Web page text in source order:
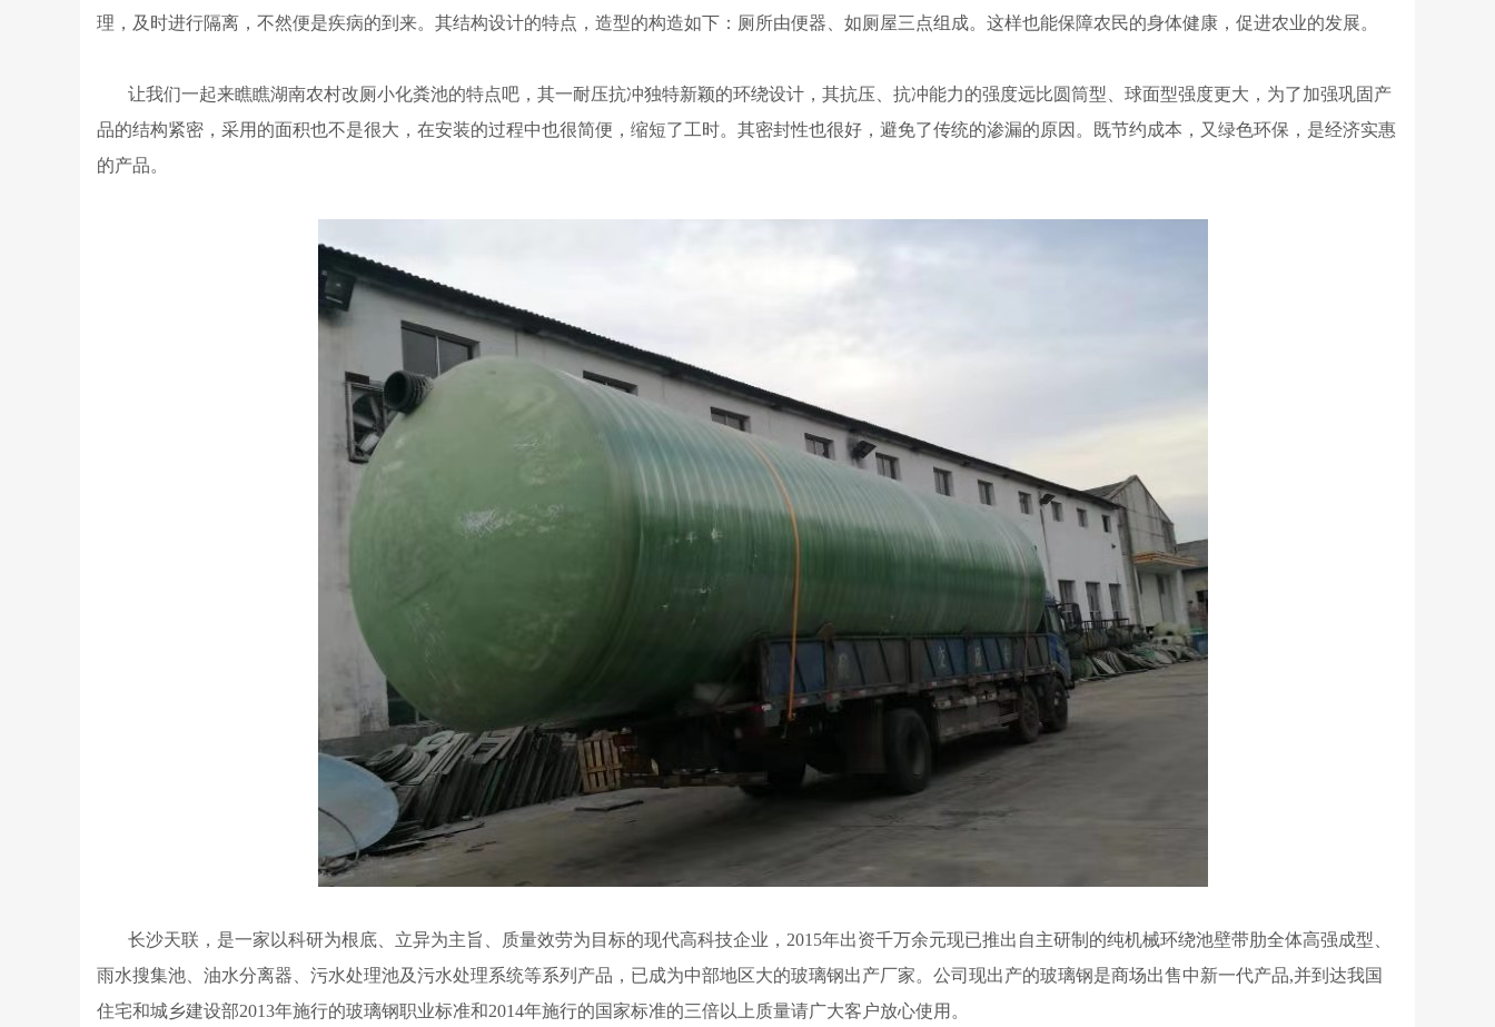
理，及时进行隔离，不然便是疾病的到来。其结构设计的特点，造型的构造如下：厕所由便器、如厕屋三点组成。这样也能保障农民的身体健康，促进农业的发展。
让我们一起来瞧瞧湖南农村改厕小化粪池的特点吧，其一耐压抗冲独特新颖的环绕设计，其抗压、抗冲能力的强度远比圆筒型、球面型强度更大，为了加强巩固产
品的结构紧密，采用的面积也不是很大，在安装的过程中也很简便，缩短了工时。其密封性也很好，避免了传统的渗漏的原因。既节约成本，又绿色环保，是经济实惠
的产品。
长沙天联，是一家以科研为根底、立异为主旨、质量效劳为目标的现代高科技企业，2015年出资千万余元现已推出自主研制的纯机械环绕池壁带肋全体高强成型、
雨水搜集池、油水分离器、污水处理池及污水处理系统等系列产品，已成为中部地区大的玻璃钢出产厂家。公司现出产的玻璃钢是商场出售中新一代产品,并到达我国
住宅和城乡建设部2013年施行的玻璃钢职业标准和2014年施行的国家标准的三倍以上质量请广大客户放心使用。